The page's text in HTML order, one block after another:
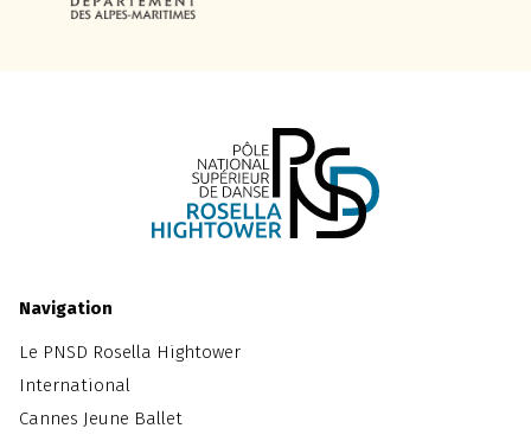
Navigation
Le PNSD Rosella Hightower
International
Cannes Jeune Ballet